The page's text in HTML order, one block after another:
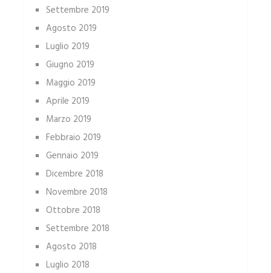
Settembre 2019
Agosto 2019
Luglio 2019
Giugno 2019
Maggio 2019
Aprile 2019
Marzo 2019
Febbraio 2019
Gennaio 2019
Dicembre 2018
Novembre 2018
Ottobre 2018
Settembre 2018
Agosto 2018
Luglio 2018